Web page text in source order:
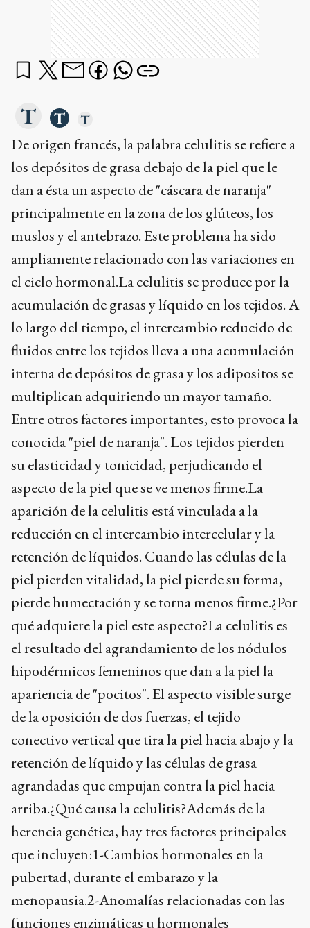
De origen francés, la palabra celulitis se refiere a
los depósitos de grasa debajo de la piel que le
dan a ésta un aspecto de "cáscara de naranja"
principalmente en la zona de los glúteos, los
muslos y el antebrazo. Este problema ha sido
ampliamente relacionado con las variaciones en
el ciclo hormonal.La celulitis se produce por la
acumulación de grasas y líquido en los tejidos. A
lo largo del tiempo, el intercambio reducido de
fluidos entre los tejidos lleva a una acumulación
interna de depósitos de grasa y los adipositos se
multiplican adquiriendo un mayor tamaño.
Entre otros factores importantes, esto provoca la
conocida "piel de naranja". Los tejidos pierden
su elasticidad y tonicidad, perjudicando el
aspecto de la piel que se ve menos firme.La
aparición de la celulitis está vinculada a la
reducción en el intercambio intercelular y la
retención de líquidos. Cuando las células de la
piel pierden vitalidad, la piel pierde su forma,
pierde humectación y se torna menos firme.¿Por
qué adquiere la piel este aspecto?La celulitis es
el resultado del agrandamiento de los nódulos
hipodérmicos femeninos que dan a la piel la
apariencia de "pocitos". El aspecto visible surge
de la oposición de dos fuerzas, el tejido
conectivo vertical que tira la piel hacia abajo y la
retención de líquido y las células de grasa
agrandadas que empujan contra la piel hacia
arriba.¿Qué causa la celulitis?Además de la
herencia genética, hay tres factores principales
que incluyen:1-Cambios hormonales en la
pubertad, durante el embarazo y la
menopausia.2-Anomalías relacionadas con las
funciones enzimáticas u hormonales